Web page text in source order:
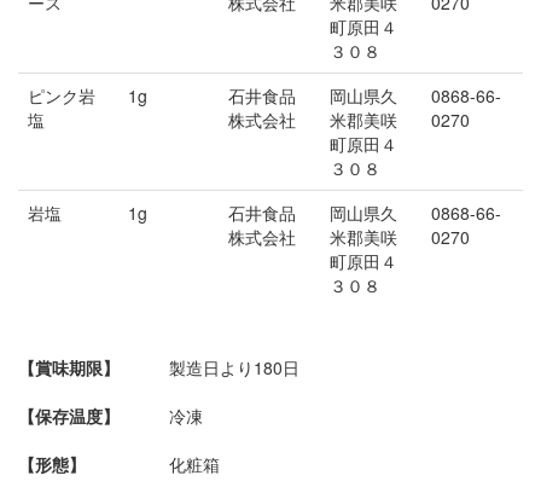
町原田４
３０８
ピンク岩
塩
1g
石井食品
株式会社
岡山県久
米郡美咲
町原田４
３０８
0868-66-
0270
岩塩 1g
石井食品
株式会社
岡山県久
米郡美咲
町原田４
３０８
0868-66-
0270
【賞味期限】
製造日より180日
【保存温度】
冷凍
【形態】
化粧箱